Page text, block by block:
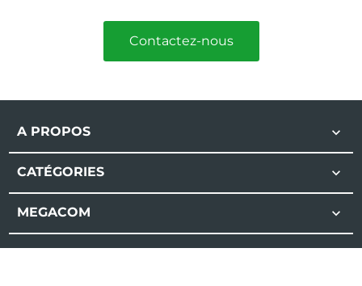
Contactez-nous
A PROPOS 
CATÉGORIES 
MEGACOM 